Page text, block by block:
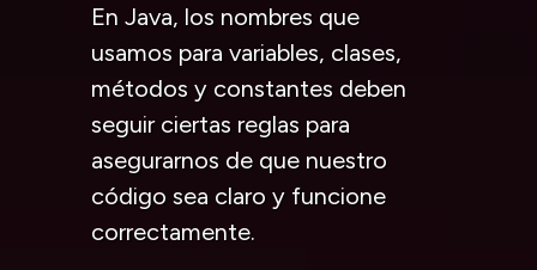
En Java, los nombres que
usamos para variables, clases,
métodos y constantes deben
seguir ciertas reglas para
asegurarnos de que nuestro
código sea claro y funcione
correctamente.